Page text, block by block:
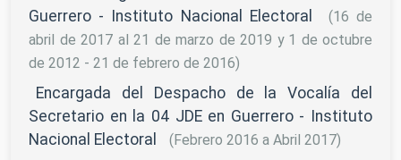
Guerrero - Instituto Nacional Electoral
(16 de
abril de 2017 al 21 de marzo de 2019 y 1 de octubre
de 2012 - 21 de febrero de 2016)
Encargada del Despacho de la Vocalía del
Secretario en la 04 JDE en Guerrero - Instituto
Nacional Electoral
(Febrero 2016 a Abril 2017)